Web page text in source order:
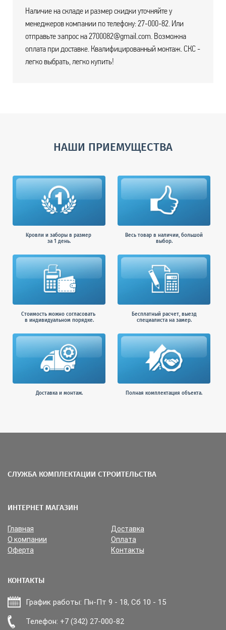
Прикрепить файл
Наличие на складе и размер скидки уточняйте у
менеджеров компании по телефону: 27-000-82. Или
отправьте запрос на 2700082@gmail.com. Возможна
оплата при доставке. Квалифицированный монтаж. СКС -
легко выбрать, легко купить!
НАШИ ПРИЕМУЩЕСТВА
Кровли и заборы в размер
за 1 день.
Весь товар в наличии, большой
выбор.
Стоимость можно согласовать
в индивидуальном порядке.
Бесплатный расчет, выезд
специалиста на замер.
Доставка и монтаж. Полная комплектация объекта.
СЛУЖБА КОМПЛЕКТАЦИИ СТРОИТЕЛЬСТВА
ИНТЕРНЕТ МАГАЗИН
Главная
Доставка
О компании
Оплата
Оферта
Контакты
КОНТАКТЫ
График работы: Пн-Пт 9 - 18, Сб 10 - 15
Телефон: +7 (342) 27-000-82